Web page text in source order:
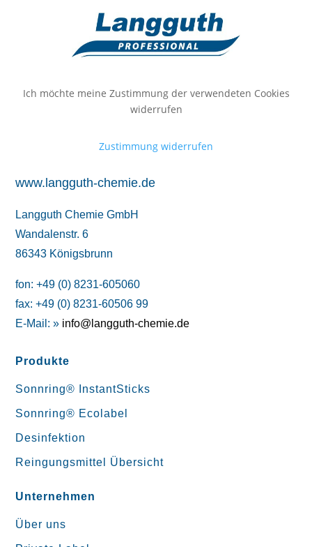
Ich möchte meine Zustimmung der verwendeten Cookies
widerrufen
Zustimmung widerrufen
www.langguth-chemie.de
Langguth Chemie GmbH
Wandalenstr. 6
86343 Königsbrunn
fon: +49 (0) 8231-605060
fax: +49 (0) 8231-60506 99
E-Mail: » info@langguth-chemie.de
Produkte
Sonnring® InstantSticks
Sonnring® Ecolabel
Desinfektion
Reingungsmittel Übersicht
Unternehmen
Über uns